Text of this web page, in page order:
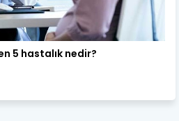
5 hastalık nedir?